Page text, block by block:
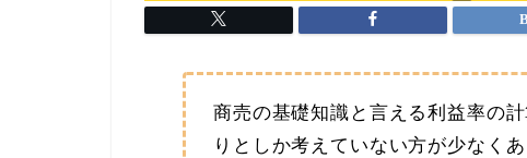
商売の基礎知識と言える利益率の
りとしか考えていない方が少なくあ